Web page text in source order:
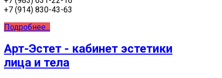
+7 (914) 830-43-63
Подробнее...
Арт-Эстет - кабинет эстетики
лица и тела